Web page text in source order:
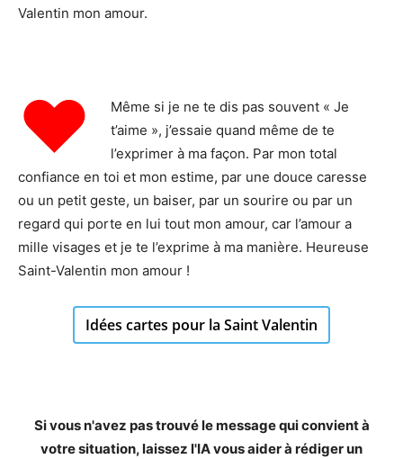
Valentin mon amour.
♥
Même si je ne te dis pas souvent « Je
t’aime », j’essaie quand même de te
l’exprimer à ma façon. Par mon total
confiance en toi et mon estime, par une douce caresse
ou un petit geste, un baiser, par un sourire ou par un
regard qui porte en lui tout mon amour, car l’amour a
mille visages et je te l’exprime à ma manière. Heureuse
Saint-Valentin mon amour !
Idées cartes pour la Saint Valentin
Si vous n'avez pas trouvé le message qui convient à
votre situation, laissez l'IA vous aider à rédiger un